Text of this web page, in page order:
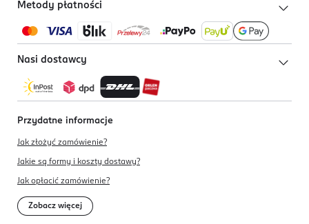
Metody płatności
Nasi dostawcy
Przydatne informacje
Jak złożyć zamówienie?
Jakie są formy i koszty dostawy?
Jak opłacić zamówienie?
Zobacz więcej